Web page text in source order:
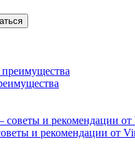
и рекомендации от